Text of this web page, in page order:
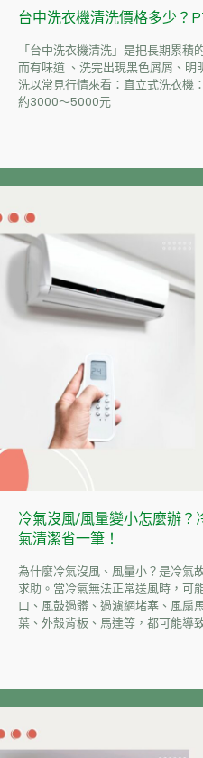
台中洗衣機清洗價格多少？
「台中洗衣機清洗」是把長期累
而有味道 、洗完出現黑色屑屑、
洗以常見行情來看：直立式洗衣機
約3000～5000元
冷氣沒風/風量變小怎麼辦
氣清潔省一筆！
為什麼冷氣沒風、風量小？是冷氣
求助。當冷氣無法正常送風時，可
口、風鼓過髒、過濾網堵塞、風扇
葉、外殼背板、馬達等，都可能導